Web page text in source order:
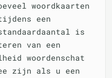
woordkaarten
een
is
van een
woordenschat
zijn als u een